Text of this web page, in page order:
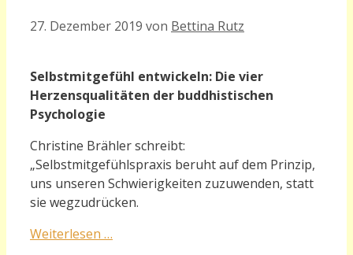
27. Dezember 2019 von Bettina Rutz
Selbstmitgefühl entwickeln: Die vier
Herzensqualitäten der buddhistischen
Psychologie
Christine Brähler schreibt:
„Selbstmitgefühlspraxis beruht auf dem Prinzip,
uns unseren Schwierigkeiten zuzuwenden, statt
sie wegzudrücken.
Weiterlesen …